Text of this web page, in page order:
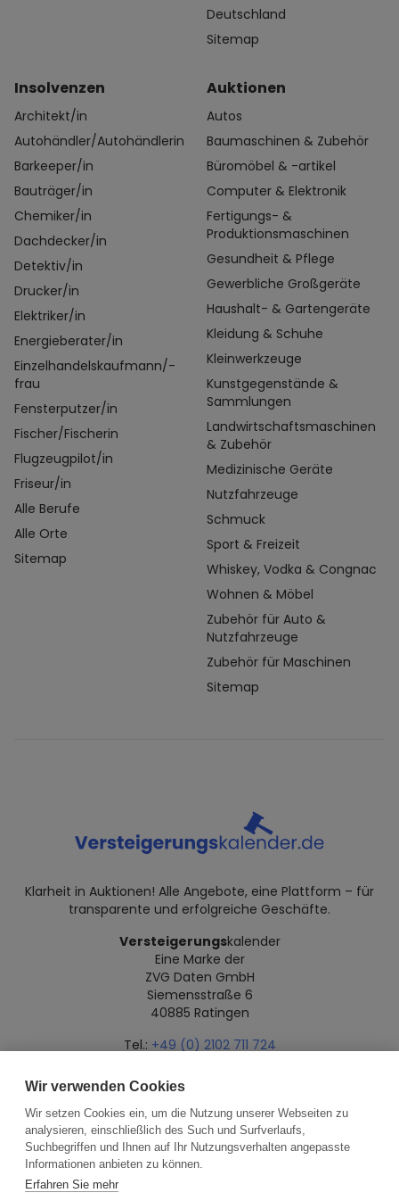
Deutschland
Sitemap
Insolvenzen
Architekt/in
Autohändler/Autohändlerin
Barkeeper/in
Bauträger/in
Chemiker/in
Dachdecker/in
Detektiv/in
Drucker/in
Elektriker/in
Energieberater/in
Einzelhandelskaufmann/-
frau
Fensterputzer/in
Fischer/Fischerin
Flugzeugpilot/in
Friseur/in
Alle Berufe
Alle Orte
Sitemap
Auktionen
Autos
Baumaschinen & Zubehör
Büromöbel & -artikel
Computer & Elektronik
Fertigungs- &
Produktionsmaschinen
Gesundheit & Pflege
Gewerbliche Großgeräte
Haushalt- & Gartengeräte
Kleidung & Schuhe
Kleinwerkzeuge
Kunstgegenstände &
Sammlungen
Landwirtschaftsmaschinen
& Zubehör
Medizinische Geräte
Nutzfahrzeuge
Schmuck
Sport & Freizeit
Whiskey, Vodka & Congnac
Wohnen & Möbel
Zubehör für Auto &
Nutzfahrzeuge
Zubehör für Maschinen
Sitemap
Klarheit in Auktionen! Alle Angebote, eine Plattform – für
transparente und erfolgreiche Geschäfte.
Versteigerungskalender
Eine Marke der
ZVG Daten GmbH
Siemensstraße 6
40885 Ratingen
Tel.: +49 (0) 2102 711 724
Datenschutz Impressum Über uns
Wir verwenden Cookies
Wir setzen Cookies ein, um die Nutzung unserer Webseiten zu
analysieren, einschließlich des Such und Surfverlaufs,
Suchbegriffen und Ihnen auf Ihr Nutzungsverhalten angepasste
Informationen anbieten zu können.
Erfahren Sie mehr